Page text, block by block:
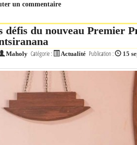
un commentaire
défis du nouveau Premier
Maholy Catégorie : Actualité Publication : 15